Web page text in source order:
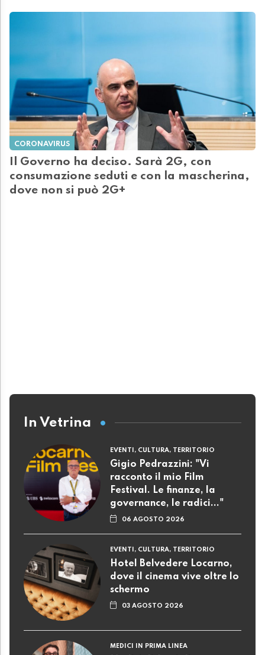
CORONAVIRUS
Il Governo ha deciso. Sarà 2G, con
consumazione seduti e con la mascherina,
dove non si può 2G+
In Vetrina
EVENTI, CULTURA, TERRITORIO
Gigio Pedrazzini: "Vi
racconto il mio Film
Festival. Le finanze, la
governance, le radici..."
06 AGOSTO 2026
EVENTI, CULTURA, TERRITORIO
Hotel Belvedere Locarno,
dove il cinema vive oltre lo
schermo
03 AGOSTO 2026
MEDICI IN PRIMA LINEA